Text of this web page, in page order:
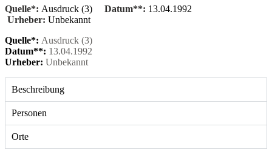
Quelle*: Ausdruck (3) Datum**: 13.04.1992
Urheber: Unbekannt
Quelle*: Ausdruck (3)
Datum**: 13.04.1992
Urheber: Unbekannt
Beschreibung
Personen
Orte